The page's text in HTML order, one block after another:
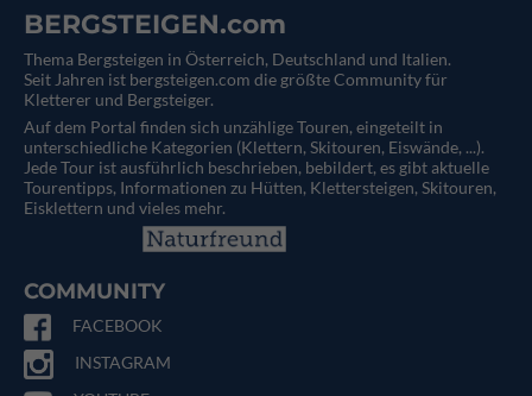
BERGSTEIGEN.com
Thema Bergsteigen in Österreich, Deutschland und Italien.
Seit Jahren ist bergsteigen.com die größte Community für
Kletterer und Bergsteiger.
Auf dem Portal finden sich unzählige Touren, eingeteilt in
unterschiedliche Kategorien (Klettern, Skitouren, Eiswände, ...).
Jede Tour ist ausführlich beschrieben, bebildert, es gibt aktuelle
Tourentipps, Informationen zu Hütten, Klettersteigen, Skitouren,
Eisklettern und vieles mehr.
COMMUNITY
FACEBOOK
INSTAGRAM